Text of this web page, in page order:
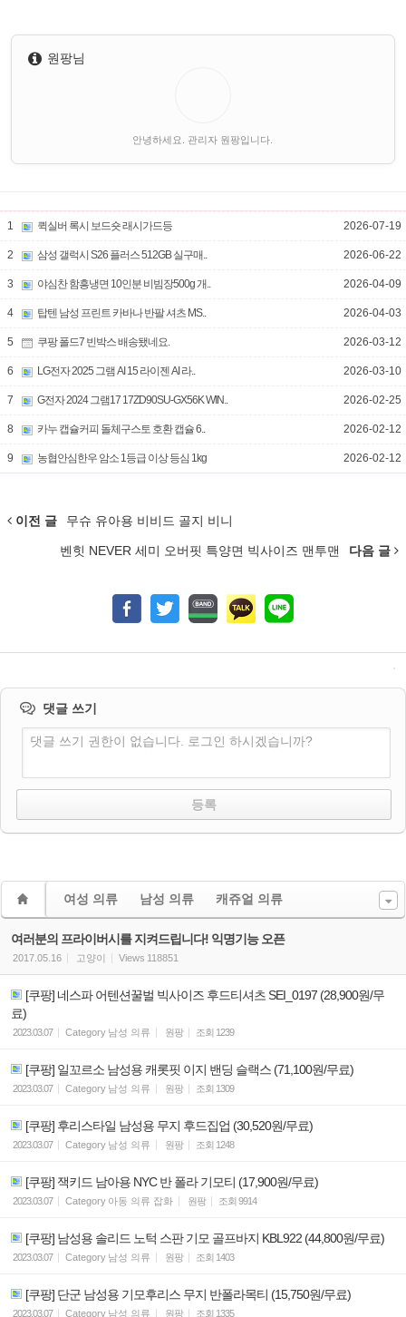
원팡님
안녕하세요. 관리자 원팡입니다.
1 퀵실버 록시 보드숏 래시가드등 2026-07-19
2 삼성 갤럭시 S26 플러스 512GB 실구매.. 2026-06-22
3 야심찬 함흥냉면 10인분 비빔장500g 개.. 2026-04-09
4 탑텐 남성 프린트 카바나 반팔 셔츠 MS.. 2026-04-03
5 쿠팡 폴드7 빈박스 배송됐네요. 2026-03-12
6 LG전자 2025 그램 AI 15 라이젠 AI 라.. 2026-03-10
7 G전자 2024 그램17 17ZD90SU-GX56K WIN.. 2026-02-25
8 카누 캡슐커피 돌체구스토 호환 캡슐 6.. 2026-02-12
9 농협안심한우 암소 1등급 이상 등심 1kg 2026-02-12
이전 글 무슈 유아용 비비드 골지 비니
벤힛 NEVER 세미 오버핏 특양면 빅사이즈 맨투맨 다음 글
댓글 쓰기
댓글 쓰기 권한이 없습니다. 로그인 하시겠습니까?
여성 의류 남성 의류 캐쥬얼 의류
여러분의 프라이버시를 지켜드립니다! 익명기능 오픈
2017.05.16 고양이 Views 118851
[쿠팡] 네스파 어텐션꿀벌 빅사이즈 후드티셔츠 SEI_0197 (28,900원/무
료)
2023.03.07 Category 남성 의류 원팡 조회 1239
[쿠팡] 일꼬르소 남성용 캐롯핏 이지 밴딩 슬랙스 (71,100원/무료)
2023.03.07 Category 남성 의류 원팡 조회 1309
[쿠팡] 후리스타일 남성용 무지 후드집업 (30,520원/무료)
2023.03.07 Category 남성 의류 원팡 조회 1248
[쿠팡] 잭키드 남아용 NYC 반 폴라 기모티 (17,900원/무료)
2023.03.07 Category 아동 의류 잡화 원팡 조회 9914
[쿠팡] 남성용 솔리드 노턱 스판 기모 골프바지 KBL922 (44,800원/무료)
2023.03.07 Category 남성 의류 원팡 조회 1403
[쿠팡] 단군 남성용 기모후리스 무지 반폴라목티 (15,750원/무료)
2023.03.07 Category 남성 의류 원팡 조회 1335